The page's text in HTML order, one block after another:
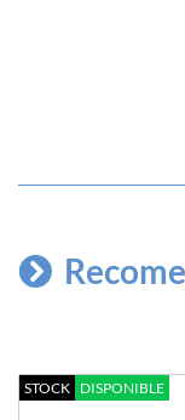
STOCK DISPONIBLE